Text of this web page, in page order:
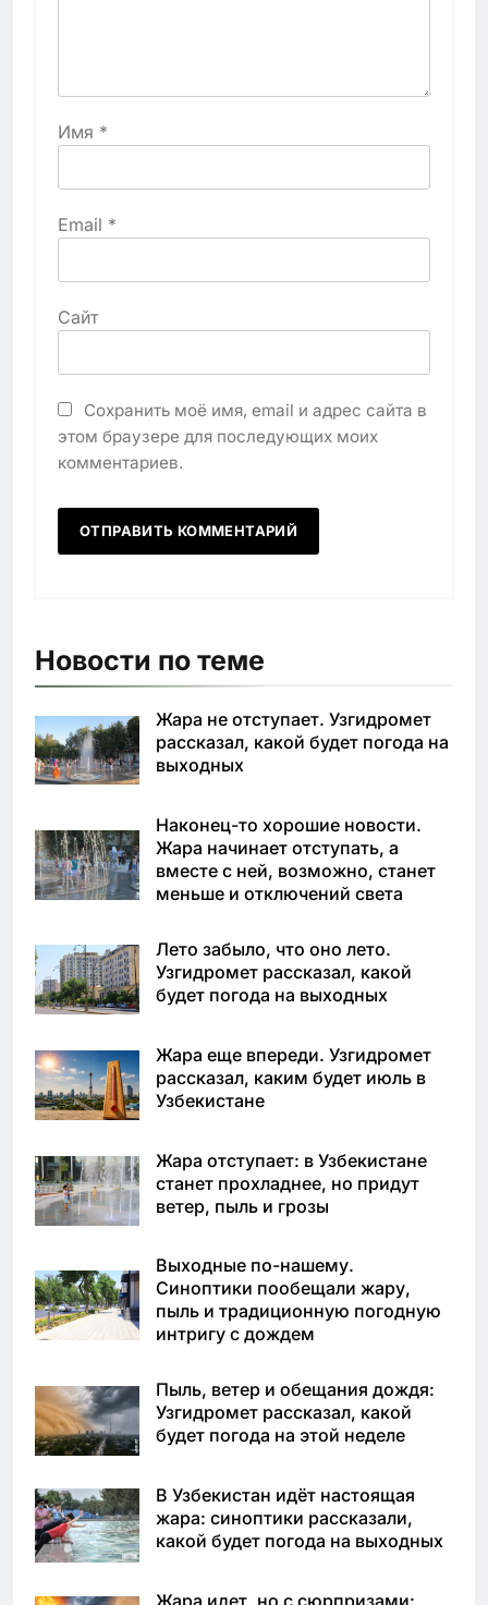
Имя *
Email *
Сайт
Сохранить моё имя, email и адрес сайта в
этом браузере для последующих моих
комментариев.
Новости по теме
Жара не отступает. Узгидромет
рассказал, какой будет погода на
выходных
Наконец-то хорошие новости.
Жара начинает отступать, а
вместе с ней, возможно, станет
меньше и отключений света
Лето забыло, что оно лето.
Узгидромет рассказал, какой
будет погода на выходных
Жара еще впереди. Узгидромет
рассказал, каким будет июль в
Узбекистане
Жара отступает: в Узбекистане
станет прохладнее, но придут
ветер, пыль и грозы
Выходные по-нашему.
Синоптики пообещали жару,
пыль и традиционную погодную
интригу с дождем
Пыль, ветер и обещания дождя:
Узгидромет рассказал, какой
будет погода на этой неделе
В Узбекистан идёт настоящая
жара: синоптики рассказали,
какой будет погода на выходных
Жара идет, но с сюрпризами: